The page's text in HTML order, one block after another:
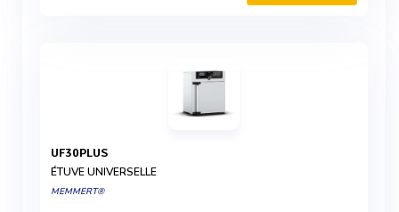
UF30PLUS
ÉTUVE UNIVERSELLE
MEMMERT®